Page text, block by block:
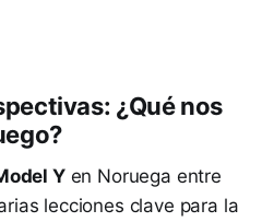
¿Qué nos
Yen Noruega entre
lecciones clave para la